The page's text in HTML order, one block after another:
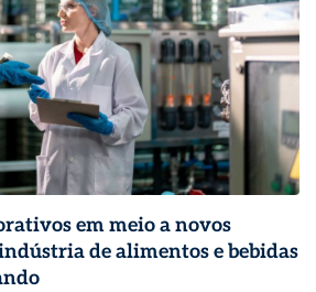
em meio a novos
de alimentos e bebidas